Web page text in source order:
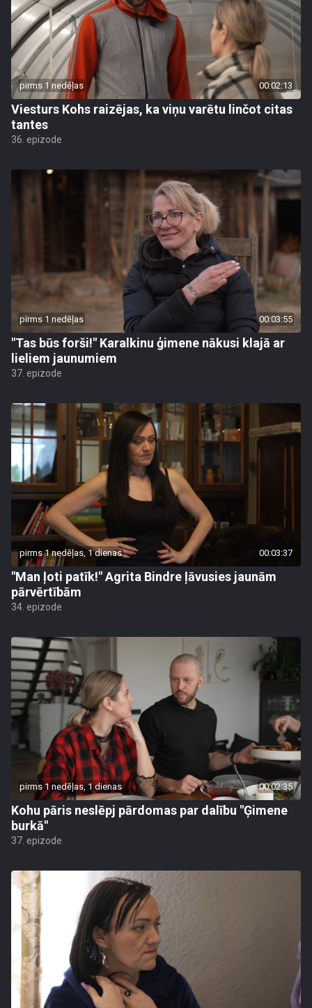
pirms 1 nedēļas 00:02:13
Viesturs Kohs raizējas, ka viņu varētu linčot citas
tantes
36. epizode
pirms 1 nedēļas 00:03:55
"Tas būs forši!" Karalkinu ģimene nākusi klajā ar
lieliem jaunumiem
37. epizode
pirms 1 nedēļas, 1 dienas 00:03:37
"Man ļoti patīk!" Agrita Bindre ļāvusies jaunām
pārvērtībām
34. epizode
pirms 1 nedēļas, 1 dienas 00:02:35
Kohu pāris neslēpj pārdomas par dalību "Ģimene
burkā"
37. epizode